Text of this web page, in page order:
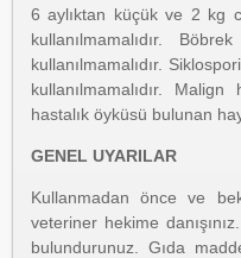
6 aylıktan küçük ve 2 kg
kullanılmamalıdır.
kullanılmamalıdır.
kullanılmamalıdır.
hastalık öyküsü bulunan
GENEL UYARILAR
Kullanmadan önce ve
veteriner hekime
bulundurunuz. Gıda